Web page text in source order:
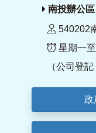
南投辦公區
540202
星期一
（公司登
政